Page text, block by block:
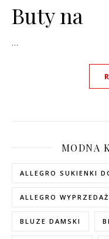
Buty na
…
MODNA
ALLEGRO SUKIENKI
ALLEGRO WYPRZEDAŻ
BLUZE DAMSKI